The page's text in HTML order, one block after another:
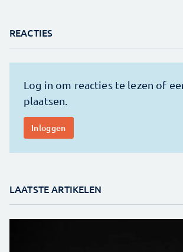
REACTIES
LAATSTE ARTIKELEN